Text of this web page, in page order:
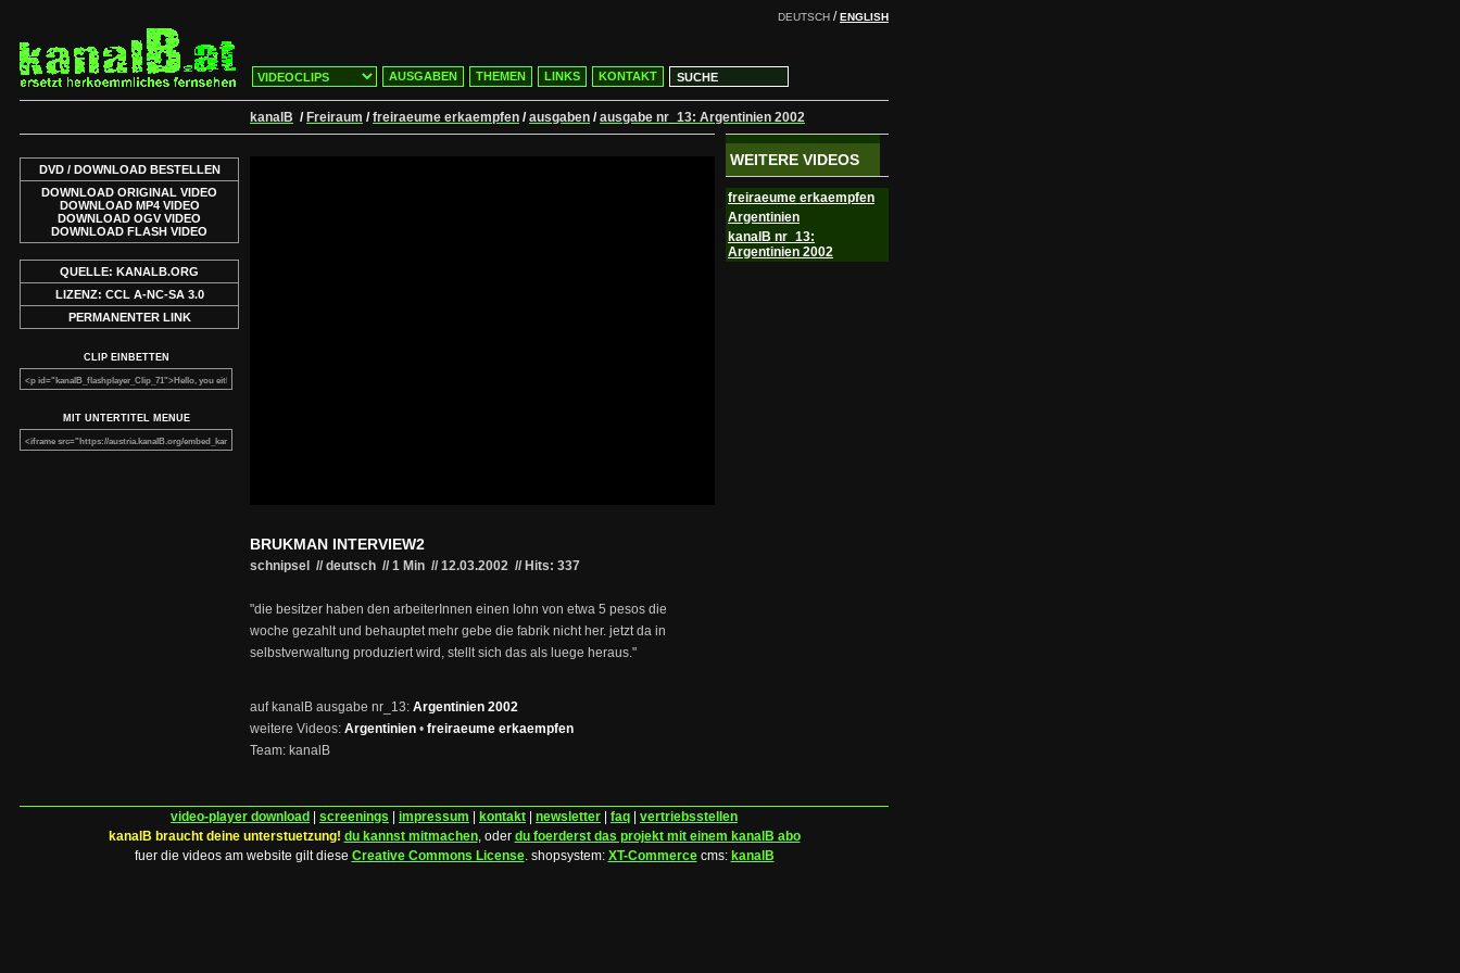
DEUTSCH /ENGLISH
AUSGABEN THEMEN LINKS KONTAKT
kanalB / Freiraum /freiraeume erkaempfen /ausgaben /ausgabe nr_13: Argentinien 2002
DVD / DOWNLOAD BESTELLEN
DOWNLOAD ORIGINAL VIDEO
DOWNLOAD MP4 VIDEO
DOWNLOAD OGV VIDEO
DOWNLOAD FLASH VIDEO
QUELLE: KANALB.ORG
LIZENZ: CCL A-NC-SA 3.0
PERMANENTER LINK
CLIP EINBETTEN
MIT UNTERTITEL MENUE
BRUKMAN INTERVIEW2
schnipsel // deutsch // 1 Min // 12.03.2002 // Hits: 337
"die besitzer haben den arbeiterInnen einen lohn von etwa 5 pesos die
woche gezahlt und behauptet mehr gebe die fabrik nicht her. jetzt da in
selbstverwaltung produziert wird, stellt sich das als luege heraus."
auf kanalB ausgabe nr_13: Argentinien 2002
weitere Videos: Argentinien • freiraeume erkaempfen
Team: kanalB
WEITERE VIDEOS
freiraeume erkaempfen
Argentinien
kanalB nr_13:
Argentinien 2002
video-player download screenings impressum kontakt newsletter faq
vertriebsstellen
kanalB braucht deine unterstuetzung! du kannst mitmachen, oder du foerderst das projekt mit einem kanalB abo
fuer die videos am website gilt diese Creative Commons License. shopsystem: XT-Commercecms: kanalB